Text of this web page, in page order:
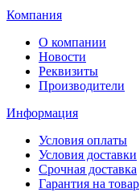
Компания
О компании
Новости
Реквизиты
Производители
Информация
Условия оплаты
Условия доставки
Срочная доставка
Гарантия на товар